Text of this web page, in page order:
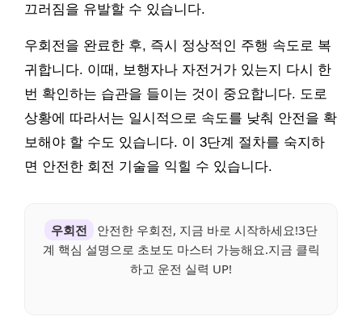
끄러짐을 유발할 수 있습니다.
우회전을 완료한 후, 즉시 정상적인 주행 속도로 복
귀합니다. 이때, 보행자나 자전거가 있는지 다시 한
번 확인하는 습관을 들이는 것이 중요합니다. 도로
상황에 따라서는 일시적으로 속도를 낮춰 안전을 확
보해야 할 수도 있습니다. 이 3단계 절차를 숙지하
면 안전한 회전 기술을 익힐 수 있습니다.
우회전
안전한 우회전, 지금 바로 시작하세요!3단
계 핵심 설명으로 초보도 마스터 가능해요.지금 클릭
하고 운전 실력 UP!